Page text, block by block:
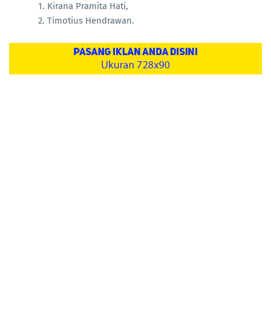
1. Kirana Pramita Hati,
2. Timotius Hendrawan.